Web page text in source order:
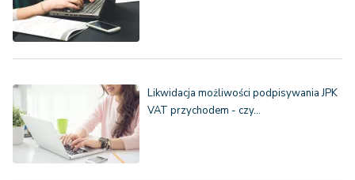
Likwidacja możliwości podpisywania JPK
VAT przychodem - czy…